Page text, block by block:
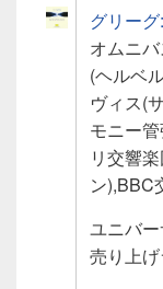
グリー
オムニ
(ヘルベ
ヴィス(
モニー
リ交響
ン),BBC
ユニバ
売り上